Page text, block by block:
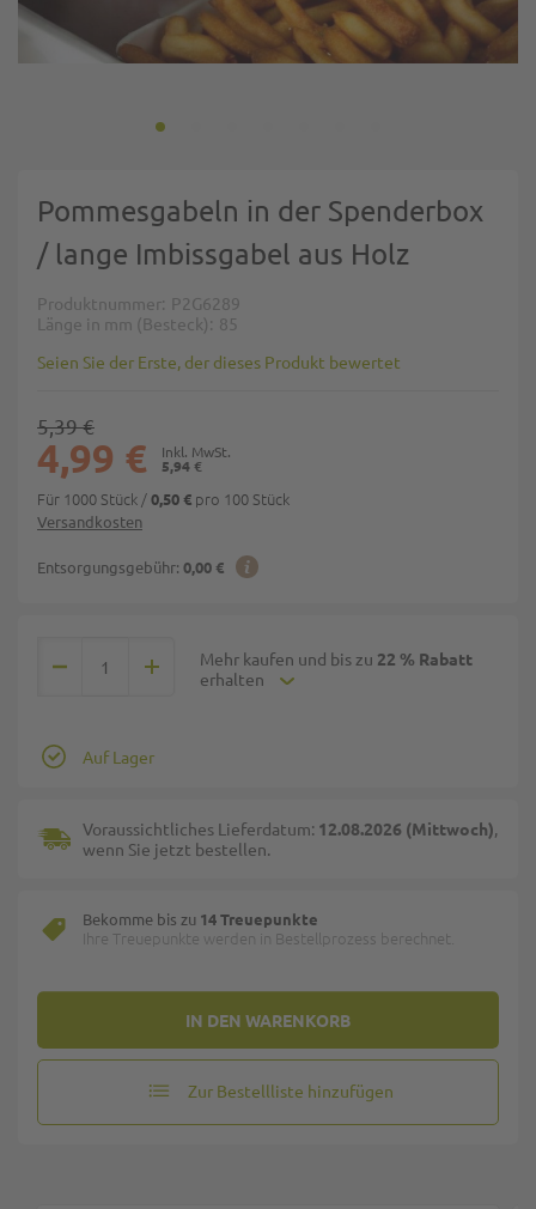
Pommesgabeln in der Spenderbox
/ lange Imbissgabel aus Holz
Produktnummer P2G6289
Länge in mm (Besteck)
85
Seien Sie der Erste, der dieses Produkt bewertet
Versandkosten
Entsorgungsgebühr: 0,00 €
5,94 €
4,99 €
5,39 €
Für 1000 Stück /0,50 € pro 100 Stück
Mehr kaufen und bis zu 22 % Rabatt
erhalten
IN DEN WARENKORB
Auf Lager
Voraussichtliches Lieferdatum: 12.08.2026 (Mittwoch),
wenn Sie jetzt bestellen.
Bekomme bis zu 14 Treuepunkte
Ihre Treuepunkte werden in Bestellprozess berechnet.
Zur Bestellliste hinzufügen